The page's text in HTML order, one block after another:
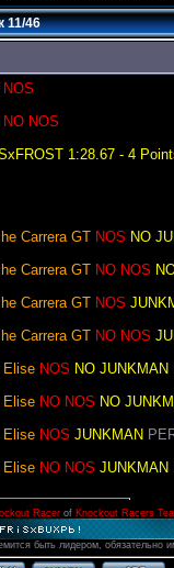
11/46
NOS
NO NOS
1:28.67 - 4
Carrera GT NOS NO
Carrera GT NO NOS
Carrera GT NOS
Carrera GT NO NOS
Elise NOS NO JUNKMAN
Elise NO NOS NO
Elise NOS JUNKMAN
Elise NO NOS JUNKMAN
Racerof Knockout Racers
быть лидером, обязательно